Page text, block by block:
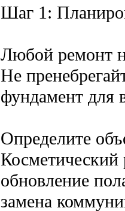
Шаг 1:
Любой ремонт
Не
фундамент для
Определите
Косметический
обновление
замена